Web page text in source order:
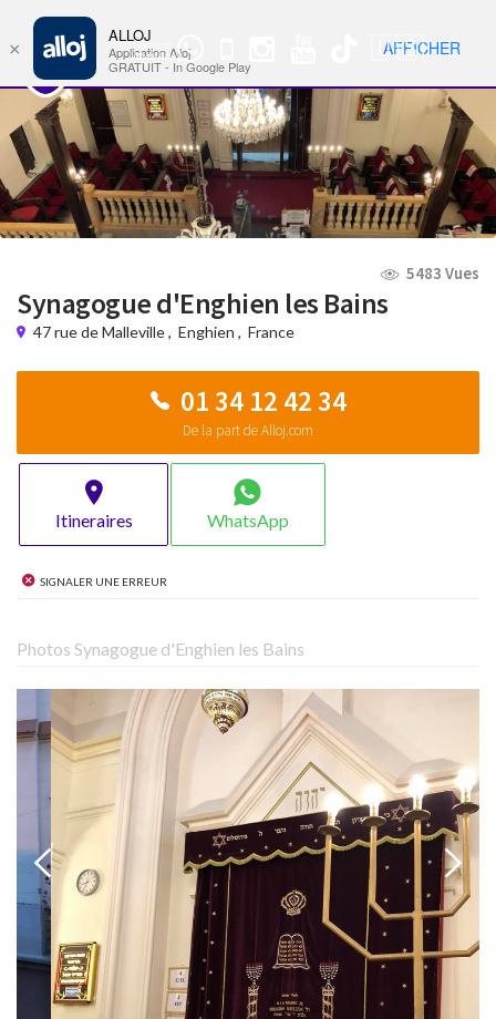
Groupe
WhatsApp
🇺🇸 Nav
5483 Vues
Synagogue d'Enghien les Bains
47 rue de Malleville, Enghien , France
01 34 12 42 34
De la part de Alloj.com
Itineraires WhatsApp
Signaler une erreur
Photos Synagogue d'Enghien les Bains
×
ALLOJ
Application Alloj
GRATUIT - In Google Play
AFFICHER